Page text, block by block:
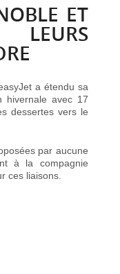
ET
LEURS
a étendu sa
hivernale avec 17
dessertes vers le
par aucune
à la compagnie
ces liaisons.